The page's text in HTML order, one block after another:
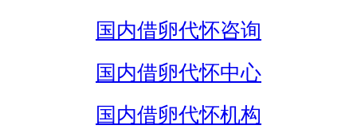
国内借卵代怀咨询
国内借卵代怀中心
国内借卵代怀机构